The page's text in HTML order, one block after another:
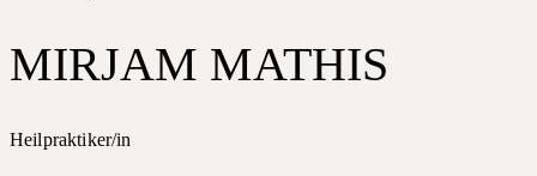
MIRJAM MATHIS
Heilpraktiker/in